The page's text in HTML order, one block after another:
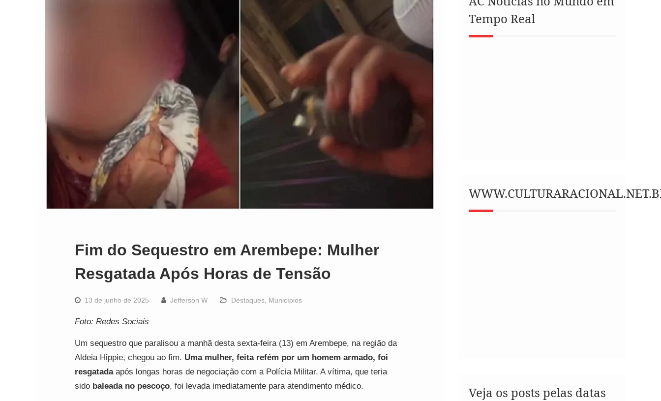
Fim do Sequestro em Arembepe: Mulher
Resgatada Após Horas de Tensão
13 de junho de 2025 Jefferson W Destaques Municípios
Foto: Redes Sociais
Um sequestro que paralisou a manhã desta sexta-feira (13) em Arembepe, na região da
Aldeia Hippie, chegou ao fim. Uma mulher, feita refém por um homem armado, foi
resgatadaapós longas horas de negociação com a Polícia Militar. A vítima, que teria
sido baleada no pescoço, foi levada imediatamente para atendimento médico.
Tempo Real
Veja os posts pelas datas